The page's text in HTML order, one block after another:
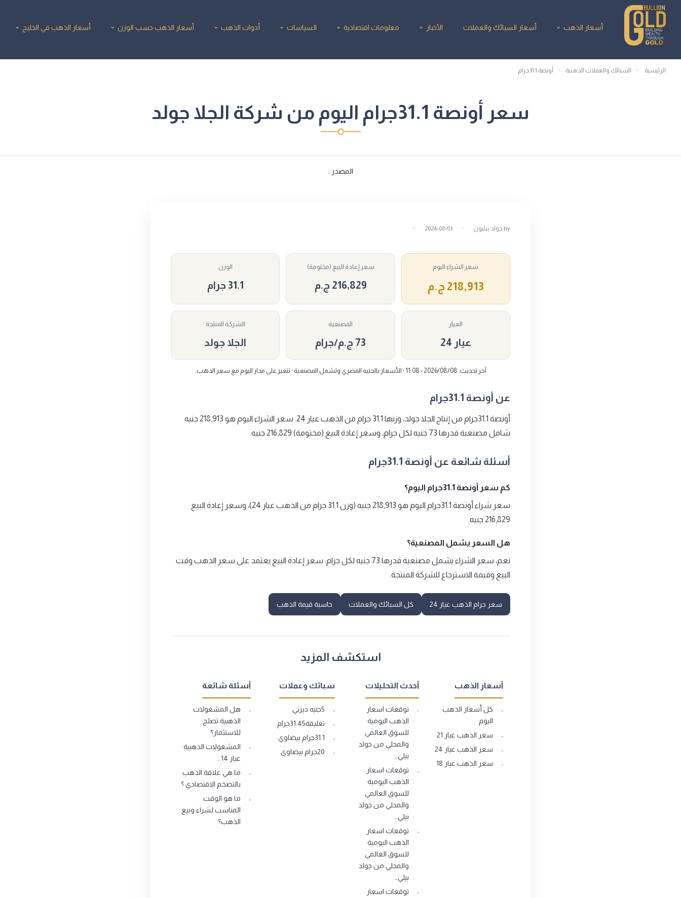
أسعار الذهب أسعار السبائك والعملات الأخبار معلومات اقتصادية السياسات أدوات الذهب أسعار الذهب حسب الوزن أسعار الذهب في الخليج
الرئيسية السبائك والعملات الذهبية أونصة 31.1جرام
سعر أونصة 31.1جرام اليوم من شركة الجلا جولد
المصدر :
by جولد بيليون 2024-08-03
سعر الشراء اليوم
218,913 ج.م
سعر إعادة البيع (مختومة)
216,829 ج.م
الوزن
31.1 جرام
العيار
عيار 24
المصنعية
73 ج.م/جرام
الشركة المنتجة
الجلا جولد
آخر تحديث: 2026/08/08 - 11:08 · الأسعار بالجنيه المصري وتشمل المصنعية · تتغير على مدار اليوم مع سعر الذهب.
عن أونصة 31.1جرام
أونصة 31.1جرام من إنتاج الجلا جولد، وزنها 31.1 جرام من الذهب عيار 24. سعر الشراء اليوم هو 218,913 جنيه
شامل مصنعية قدرها 73 جنيه لكل جرام، وسعر إعادة البيع (مختومة) 216,829 جنيه.
أسئلة شائعة عن أونصة 31.1جرام
كم سعر أونصة 31.1جرام اليوم؟
سعر شراء أونصة 31.1جرام اليوم هو 218,913 جنيه (وزن 31.1 جرام من الذهب عيار 24)، وسعر إعادة البيع
216,829 جنيه.
هل السعر يشمل المصنعية؟
نعم، سعر الشراء يشمل مصنعية قدرها 73 جنيه لكل جرام. سعر إعادة البيع يعتمد على سعر الذهب وقت
البيع وقيمة الاسترجاع للشركة المنتجة.
سعر جرام الذهب عيار 24 كل السبائك والعملات حاسبة قيمة الذهب
استكشف المزيد
أسعار الذهب
كل أسعار الذهب
اليوم
سعر الذهب عيار 21
سعر الذهب عيار 24
سعر الذهب عيار 18
أحدث التحليلات
توقعات اسعار
الذهب اليومية
للسوق العالمي
والمحلي من جولد
بيلي…
توقعات اسعار
الذهب اليومية
للسوق العالمي
والمحلي من جولد
بيلي…
توقعات اسعار
الذهب اليومية
للسوق العالمي
والمحلي من جولد
بيلي…
توقعات اسعار
سبائك وعملات
5جنيه ديزني
تعليقة31.45جرام
31.1جرام بيضاوي
20جرام بيضاوي
أسئلة شائعة
هل المشغولات
الذهبية تصلح
للاستثمار؟
المشغولات الذهبية
عيار 14..
ما هي علاقة الذهب
بالتضخم الاقتصادي ؟
ما هو الوقت
المناسب لشراء وبيع
الذهب؟